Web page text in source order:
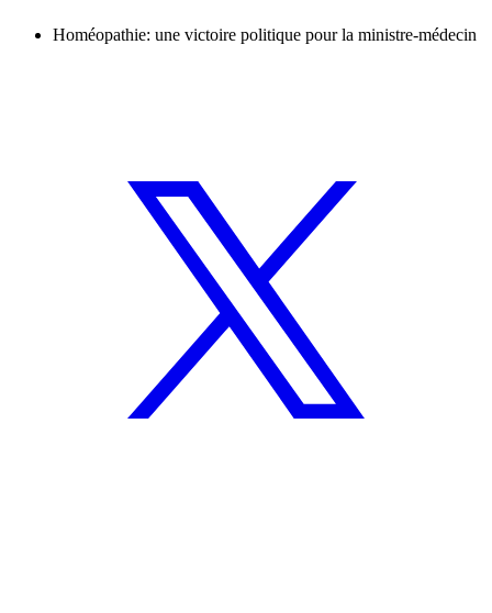
Homéopathie: une victoire politique pour la ministre-médecin